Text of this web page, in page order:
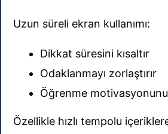
Uzun süreli ekran kullanımı:
Dikkat süresini kısaltır
Odaklanmayı zorlaştırır
Öğrenme
Özellikle hızlı tempolu